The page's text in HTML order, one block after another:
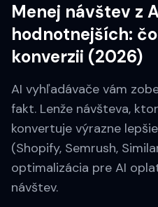
Menej návštev z
hodnotnejších:
konverzii (2026)
AI vyhľadávače vám
fakt. Lenže návšteva,
konvertuje výrazne
(Shopify, Semrush,
optimalizácia pre AI
návštev.